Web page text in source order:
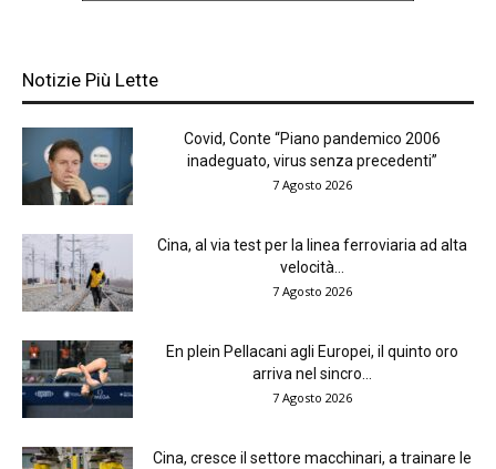
Notizie Più Lette
Covid, Conte “Piano pandemico 2006
inadeguato, virus senza precedenti”
7 Agosto 2026
Cina, al via test per la linea ferroviaria ad alta
velocità...
7 Agosto 2026
En plein Pellacani agli Europei, il quinto oro
arriva nel sincro...
7 Agosto 2026
Cina, cresce il settore macchinari, a trainare le